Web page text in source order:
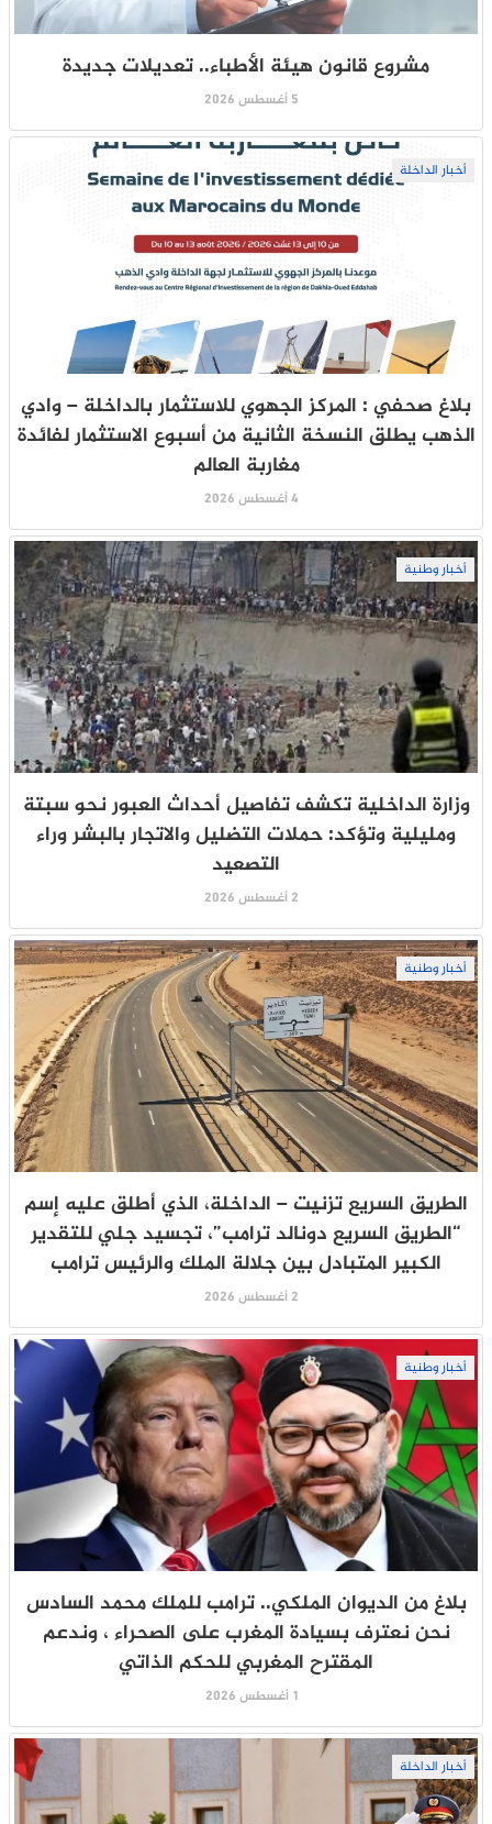
مشروع قانون هيئة الأطباء.. تعديلات جديدة
5 أغسطس 2026
أخبار الداخلة
بلاغ صحفي : المركز الجهوي للاستثمار بالداخلة – وادي
الذهب يطلق النسخة الثانية من أسبوع الاستثمار لفائدة
مغاربة العالم
4 أغسطس 2026
أخبار وطنية
وزارة الداخلية تكشف تفاصيل أحداث العبور نحو سبتة
ومليلية وتؤكد: حملات التضليل والاتجار بالبشر وراء
التصعيد
2 أغسطس 2026
أخبار وطنية
الطريق السريع تزنيت – الداخلة، الذي أطلق عليه إسم
“الطريق السريع دونالد ترامب”، تجسيد جلي للتقدير
الكبير المتبادل بين جلالة الملك والرئيس ترامب
2 أغسطس 2026
أخبار وطنية
بلاغ من الديوان الملكي.. ترامب للملك محمد السادس
نحن نعترف بسيادة المغرب على الصحراء ، وندعم
المقترح المغربي للحكم الذاتي
1 أغسطس 2026
أخبار الداخلة